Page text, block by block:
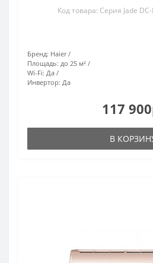
Код товара: Серия Jade
Бренд: Haier
Площадь: до 25 м²
Wi-Fi: Да
Инвертор: Да
117
В